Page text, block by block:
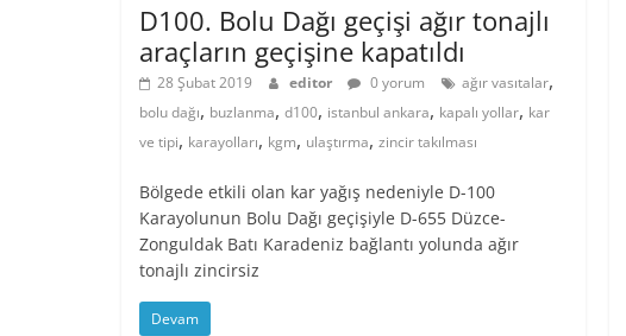
D100. Bolu Dağı geçişi ağır tonajlı
araçların geçişine kapatıldı
28 Şubat 2019 editor 0 yorum ağır vasıtalar,
bolu dağı, buzlanma, d100, istanbul ankara, kapalı yollar, kar
ve tipi, karayolları, kgm, ulaştırma, zincir takılması
Bölgede etkili olan kar yağış nedeniyle D-100
Karayolunun Bolu Dağı geçişiyle D-655 Düzce-
Zonguldak Batı Karadeniz bağlantı yolunda ağır
tonajlı zincirsiz
Devam